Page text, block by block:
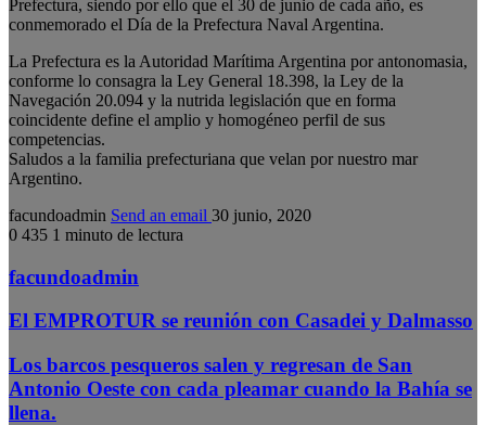
Prefectura, siendo por ello que el 30 de junio de cada año, es
conmemorado el Día de la Prefectura Naval Argentina.
La Prefectura es la Autoridad Marítima Argentina por antonomasia,
conforme lo consagra la Ley General 18.398, la Ley de la
Navegación 20.094 y la nutrida legislación que en forma
coincidente define el amplio y homogéneo perfil de sus
competencias.
Saludos a la familia prefecturiana que velan por nuestro mar
Argentino.
facundoadmin Send an email 30 junio, 2020
0 435 1 minuto de lectura
facundoadmin
El EMPROTUR se reunión con Casadei y Dalmasso
Los barcos pesqueros salen y regresan de San
Antonio Oeste con cada pleamar cuando la Bahía se
llena.